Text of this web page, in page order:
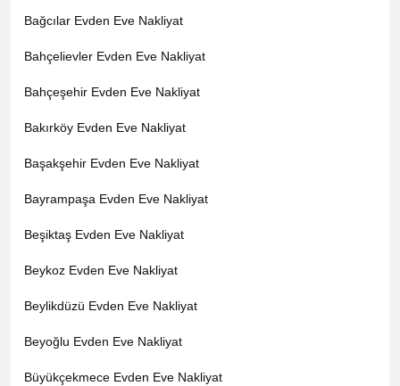
Bağcılar Evden Eve Nakliyat
Bahçelievler Evden Eve Nakliyat
Bahçeşehir Evden Eve Nakliyat
Bakırköy Evden Eve Nakliyat
Başakşehir Evden Eve Nakliyat
Bayrampaşa Evden Eve Nakliyat
Beşiktaş Evden Eve Nakliyat
Beykoz Evden Eve Nakliyat
Beylikdüzü Evden Eve Nakliyat
Beyoğlu Evden Eve Nakliyat
Büyükçekmece Evden Eve Nakliyat